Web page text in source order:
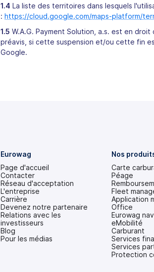
1.4 La liste des territoires dans lesquels
: https://cloud.google.com/maps-platform/
1.5 W.A.G. Payment Solution, a.s. est en
préavis, si cette suspension et/ou cette fin
Google.
Eurowag
Page d'accueil
Contacter
Réseau d'acceptation
L'entreprise
Carrière
Devenez notre partenaire
Relations avec les
investisseurs
(s'ouvre
dans
Blog
Pour les médias
Nos
Carte
Péage
Fleet
Application
Office
Eurowag
eMobilité
Carburant
Services
Services
Protection